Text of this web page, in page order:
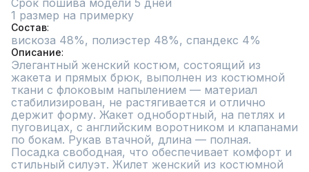
Срок пошива модели 5 дней
1 размер на примерку
Состав
вискоза 48%, полиэстер 48%, спандекс 4%
Описание
Элегантный женский костюм, состоящий из
жакета и прямых брюк, выполнен из костюмной
ткани с флоковым напылением — материал
стабилизирован, не растягивается и отлично
держит форму. Жакет однобортный, на петлях и
пуговицах, с английским воротником и клапанами
по бокам. Рукав втачной, длина — полная.
Посадка свободная, что обеспечивает комфорт и
стильный силуэт. Жилет женский из костюмной